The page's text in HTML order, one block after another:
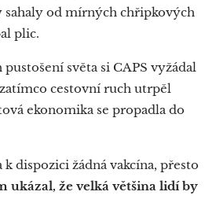
sahaly od mírných chřipkových
plic.
světa si CAPS vyžádal
cestovní ruch utrpěl
ekonomika se propadla do
dispozici žádná vakcína, přesto
ukázal, že velká většina lidí by